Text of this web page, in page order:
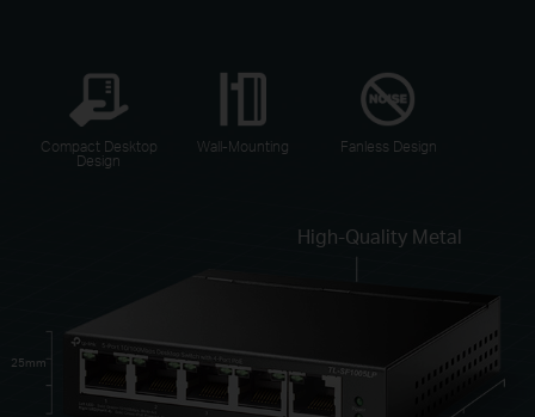
High-Quality Metal
25mm
Compact Desktop
Design
Wall-Mounting Fanless Design